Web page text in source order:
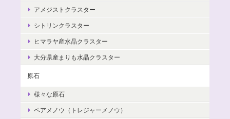
アメジストクラスター
シトリンクラスター
ヒマラヤ産水晶クラスター
大分県産まりも水晶クラスター
原石
様々な原石
ペアメノウ（トレジャーメノウ）